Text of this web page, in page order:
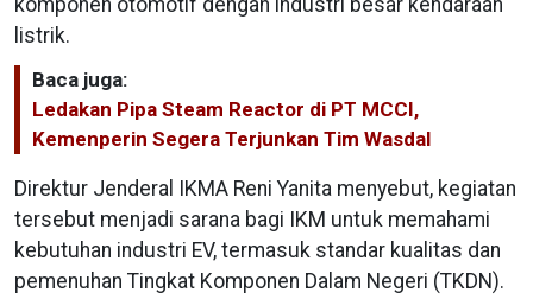
komponen otomotif dengan industri besar kendaraan
listrik.
Baca juga:
Ledakan Pipa Steam Reactor di PT MCCI,
Kemenperin Segera Terjunkan Tim Wasdal
Direktur Jenderal IKMA Reni Yanita menyebut, kegiatan
tersebut menjadi sarana bagi IKM untuk memahami
kebutuhan industri EV, termasuk standar kualitas dan
pemenuhan Tingkat Komponen Dalam Negeri (TKDN).